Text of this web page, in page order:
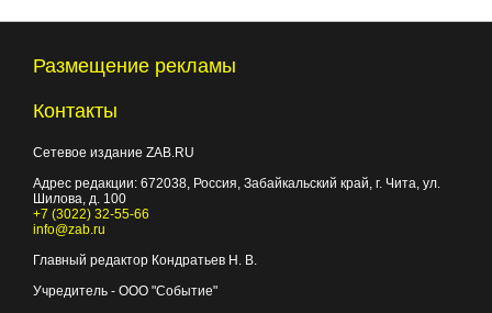
Размещение рекламы
Контакты
Сетевое издание ZAB.RU
Адрес редакции: 672038, Россия, Забайкальский край, г. Чита, ул.
Шилова, д. 100
+7 (3022) 32-55-66
info@zab.ru
Главный редактор Кондратьев Н. В.
Учредитель - ООО "Событие"